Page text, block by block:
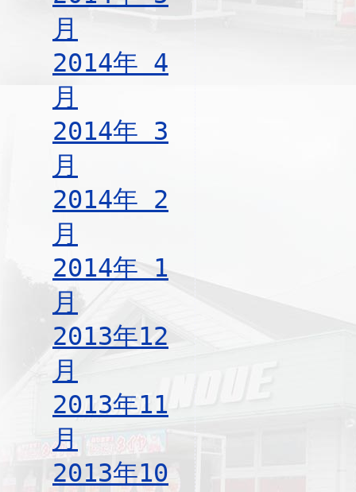
月
2014年 4
月
2014年 3
月
2014年 2
月
2014年 1
月
2013年12
月
2013年11
月
2013年10